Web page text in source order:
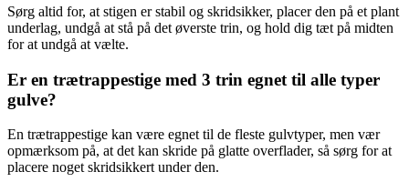
Sørg altid for, at stigen er stabil og skridsikker, placer den på et plant
underlag, undgå at stå på det øverste trin, og hold dig tæt på midten
for at undgå at vælte.
Er en trætrappestige med 3 trin egnet til alle typer
gulve?
En trætrappestige kan være egnet til de fleste gulvtyper, men vær
opmærksom på, at det kan skride på glatte overflader, så sørg for at
placere noget skridsikkert under den.